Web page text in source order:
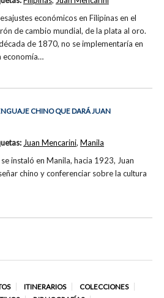
económicos en Filipinas en el
de cambio mundial, de la plata al oro.
de 1870, no se implementaría en
economía…
CHINO QUE DARÁ JUAN
instaló en Manila, hacia 1923, Juan
chino y conferenciar sobre la cultura
Juan Mencarini, Manila
ITINERARIOS
COLECCIONES